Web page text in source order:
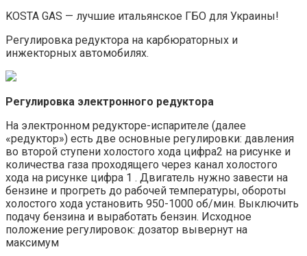
KOSTA GAS — лучшие итальянское ГБО для Украины!
Регулировка редуктора на карбюраторных и
инжекторных автомобилях.
Регулировка электронного редуктора
На электронном редукторе-испарителе (далее
«редуктор») есть две основные регулировки: давления
во второй ступени холостого хода цифра2 на рисунке и
количества газа проходящего через канал холостого
хода на рисунке цифра 1 . Двигатель нужно завести на
бензине и прогреть до рабочей температуры, обороты
холостого хода установить 950-1000 об/мин. Выключить
подачу бензина и выработать бензин. Исходное
положение регулировок: дозатор вывернут на
максимум